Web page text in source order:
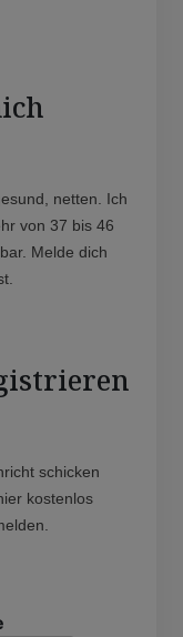
netten. Ich
von 37 bis 46
Melde dich
schicken
kostenlos